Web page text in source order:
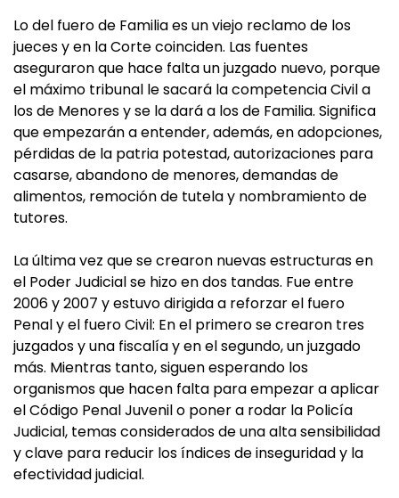
Lo del fuero de Familia es un viejo reclamo de los
jueces y en la Corte coinciden. Las fuentes
aseguraron que hace falta un juzgado nuevo, porque
el máximo tribunal le sacará la competencia Civil a
los de Menores y se la dará a los de Familia. Significa
que empezarán a entender, además, en adopciones,
pérdidas de la patria potestad, autorizaciones para
casarse, abandono de menores, demandas de
alimentos, remoción de tutela y nombramiento de
tutores.
La última vez que se crearon nuevas estructuras en
el Poder Judicial se hizo en dos tandas. Fue entre
2006 y 2007 y estuvo dirigida a reforzar el fuero
Penal y el fuero Civil: En el primero se crearon tres
juzgados y una fiscalía y en el segundo, un juzgado
más. Mientras tanto, siguen esperando los
organismos que hacen falta para empezar a aplicar
el Código Penal Juvenil o poner a rodar la Policía
Judicial, temas considerados de una alta sensibilidad
y clave para reducir los índices de inseguridad y la
efectividad judicial.